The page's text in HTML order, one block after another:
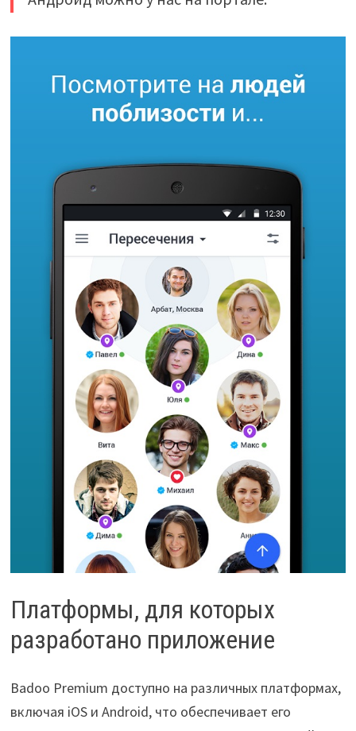
Платформы, для которых
разработано приложение
Badoo Premium доступно на различных платформах,
включая iOS и Android, что обеспечивает его